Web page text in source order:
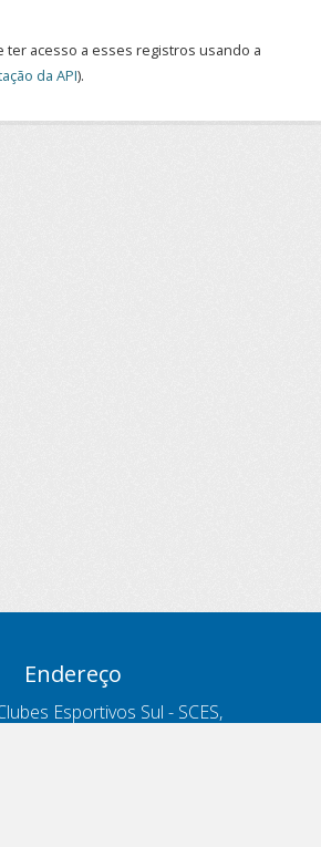
ter acesso a esses registros usando a
da API).
Endereço
Esportivos Sul - SCES,